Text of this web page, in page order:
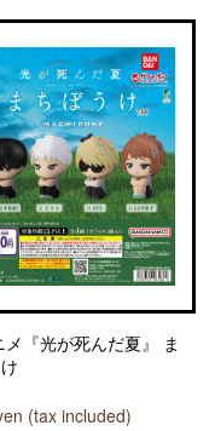
メ『光が死んだ夏』 ま
(tax included)